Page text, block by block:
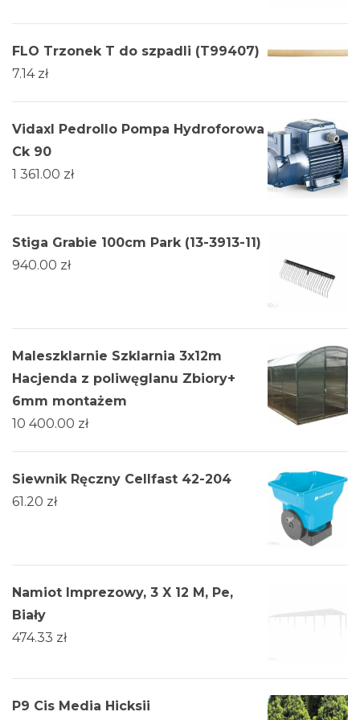
FLO Trzonek T do szpadli (T99407)
7.14 zł
Vidaxl Pedrollo Pompa Hydroforowa
Ck 90
1 361.00 zł
Stiga Grabie 100cm Park (13-3913-11)
940.00 zł
Maleszklarnie Szklarnia 3х12m
Hacjenda z poliwęglanu Zbiory+
6mm montażem
10 400.00 zł
Siewnik Ręczny Cellfast 42-204
61.20 zł
Namiot Imprezowy, 3 X 12 M, Pe,
Biały
474.33 zł
P9 Cis Media Hicksii